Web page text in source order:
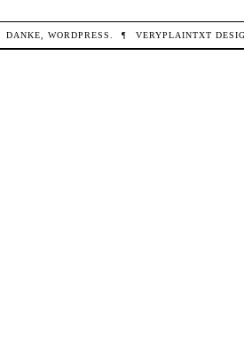
DANKE,WORDPRESS ¶ VERYPLAINTXT